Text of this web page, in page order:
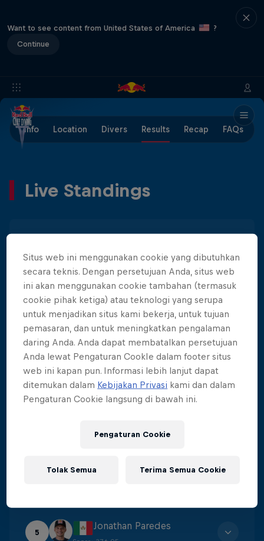
Want to see content from United States of America
?
Continue
Info Location Divers Results Recap FAQs
Live Standings
Constantin Popovici
Score:424.15
2
Carlos Gimeno
Score:395.7
James Lichtenstein
Catalin Preda
5
Jonathan Paredes
Situs web ini menggunakan cookie yang dibutuhkan
secara teknis. Dengan persetujuan Anda, situs web
ini akan menggunakan cookie tambahan (termasuk
cookie pihak ketiga) atau teknologi yang serupa
untuk menjadikan situs kami bekerja, untuk tujuan
pemasaran, dan untuk meningkatkan pengalaman
daring Anda. Anda dapat membatalkan persetujuan
Anda lewat Pengaturan CookIe dalam footer situs
web ini kapan pun. Informasi lebih lanjut dapat
ditemukan dalam Kebijakan Privasi kami dan dalam
Pengaturan Cookie langsung di bawah ini.
Pengaturan Cookie
Tolak Semua Terima Semua Cookie